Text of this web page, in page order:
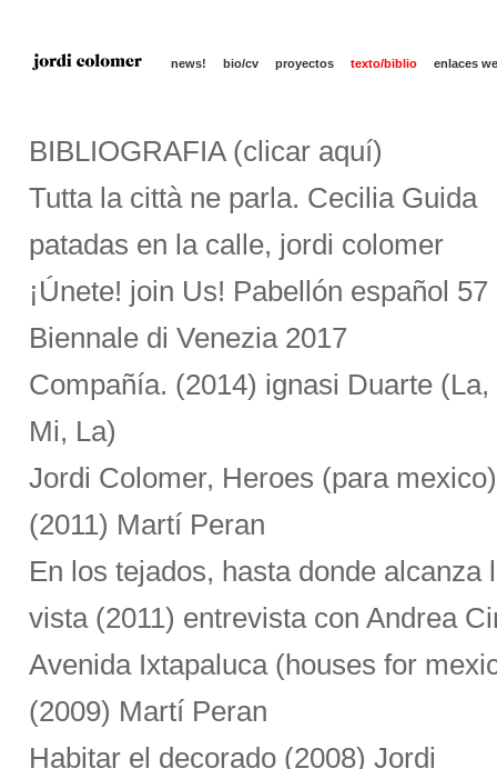
news! bio/cv proyectos texto/biblio enlaces
BIBLIOGRAFIA (clicar aquí)
Tutta la città ne parla. Cecilia Guida
patadas en la calle, jordi colomer
¡Únete! join Us! Pabellón español 57
Biennale di Venezia 2017
Compañía. (2014) ignasi Duarte (La,
Mi, La)
Jordi Colomer, Heroes (para mexico)
(2011) Martí Peran
En los tejados, hasta donde alcanza
vista (2011) entrevista con Andrea
Avenida Ixtapaluca (houses for
(2009) Martí Peran
Habitar el decorado (2008) Jordi